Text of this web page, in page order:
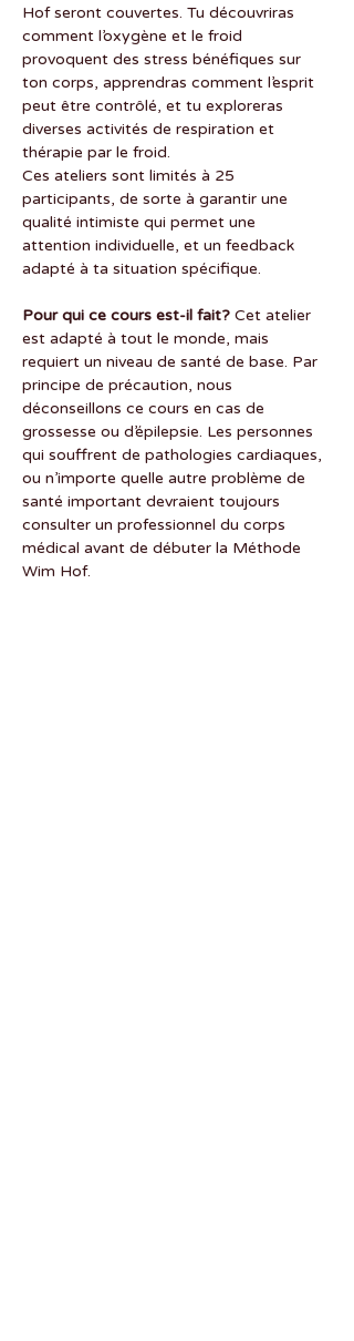
Hof seront couvertes. Tu découvriras
comment l’oxygène et le froid
provoquent des stress bénéfiques sur
ton corps, apprendras comment l’esprit
peut être contrôlé, et tu exploreras
diverses activités de respiration et
thérapie par le froid.
Ces ateliers sont limités à 25
participants, de sorte à garantir une
qualité intimiste qui permet une
attention individuelle, et un feedback
adapté à ta situation spécifique.
Pour qui ce cours est-il fait? Cet atelier
est adapté à tout le monde, mais
requiert un niveau de santé de base. Par
principe de précaution, nous
déconseillons ce cours en cas de
grossesse ou d’épilepsie. Les personnes
qui souffrent de pathologies cardiaques,
ou n’importe quelle autre problème de
santé important devraient toujours
consulter un professionnel du corps
médical avant de débuter la Méthode
Wim Hof.